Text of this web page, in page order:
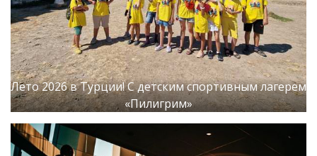
Лето 2026 в Турции! С детским спортивным лагерем
«Пилигрим»